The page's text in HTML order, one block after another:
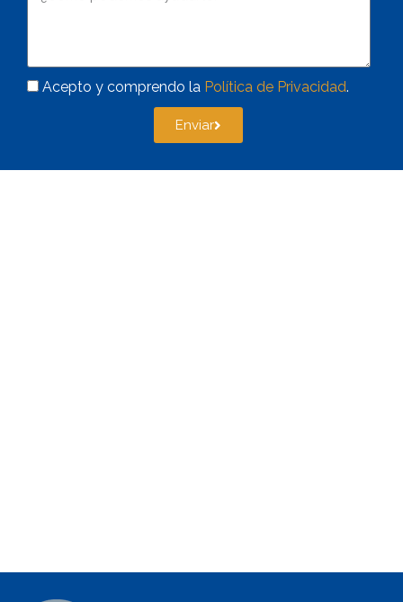
Acepto y comprendo la Política de Privacidad.
Enviar